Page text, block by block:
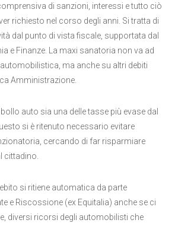
di sanzioni, interessi e tutto ciò
richiesto nel corso degli anni. Si tratta di
dal punto di vista fiscale, supportata dal
e Finanze. La maxi sanatoria non va ad
ma anche su altri debiti
Amministrazione.
auto sia una delle tasse più evase dal
si è ritenuto necessario evitare
cercando di far risparmiare
cittadino.
si ritiene automatica da parte
e Riscossione (ex Equitalia) anche se ci
diversi ricorsi degli automobilisti che